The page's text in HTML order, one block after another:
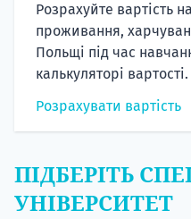
Розрахуйте вартість
проживання,
Польщі під час
калькуляторі вартості.
Розрахувати вартість
ПІДБЕРІТЬ
УНІВЕРСИТЕТ